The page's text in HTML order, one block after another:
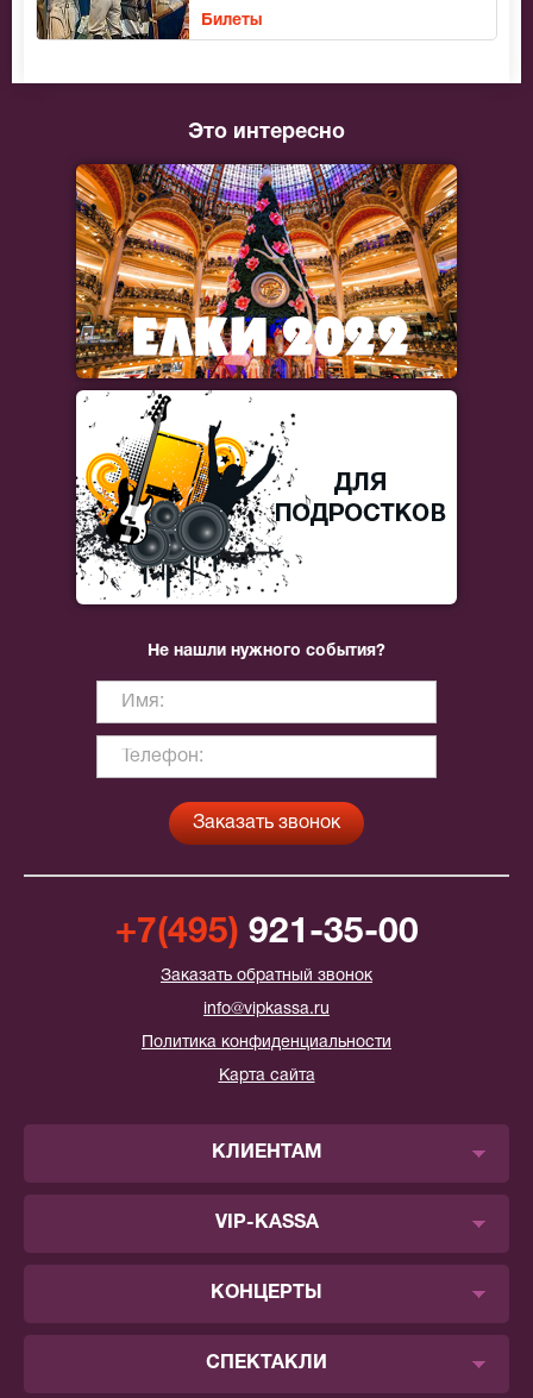
Билеты
Это интересно
Не нашли нужного события?
+7(495) 921-35-00
Заказать обратный звонок
info@vipkassa.ru
Политика конфиденциальности
Карта сайта
КЛИЕНТАМ
VIP-KASSA
КОНЦЕРТЫ
СПЕКТАКЛИ